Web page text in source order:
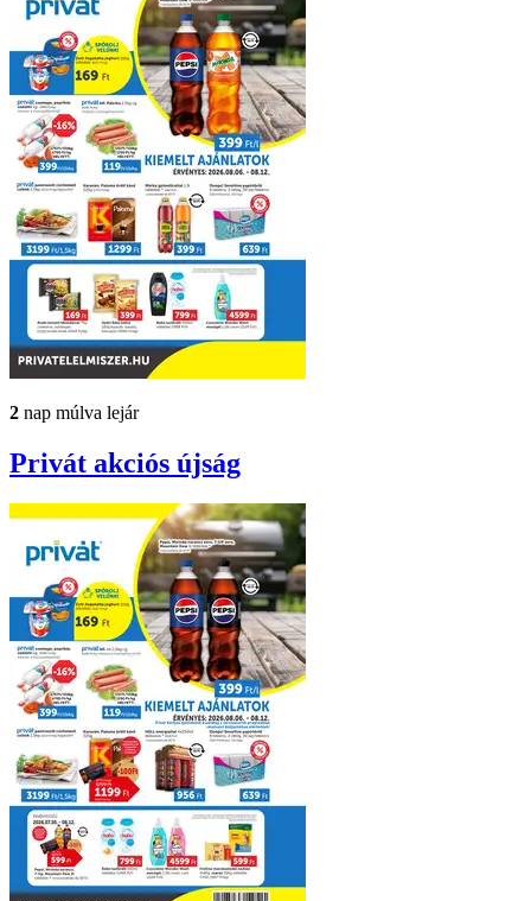
2 nap múlva lejár
Privát akciós újság